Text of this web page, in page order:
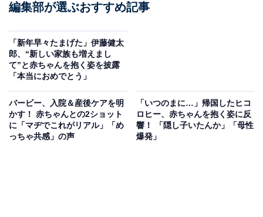
編集部が選ぶおすすめ記事
「新年早々たまげた」伊藤健太
郎、“新しい家族も増えまし
て”と赤ちゃんを抱く姿を披露
「本当におめでとう」
バービー、入院＆産後ケアを明
かす！ 赤ちゃんとの2ショット
に「マヂでこれがリアル」「め
っちゃ共感」の声
「いつのまに…」帰国したヒコ
ロヒー、赤ちゃんを抱く姿に反
響！ 「隠し子いたんか」「母性
爆発」